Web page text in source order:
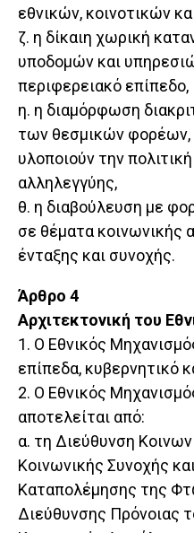
εθνικών, κοινοτικών
ζ. η δίκαιη χωρική
υποδομών και
περιφερειακό επίπεδο,
η. η διαμόρφωση
των θεσμικών φορέων,
υλοποιούν την
αλληλεγγύης,
θ. η διαβούλευση με
σε θέματα κοινωνικής
ένταξης και συνοχής.
Άρθρο 4
Αρχιτεκτονική του
1. Ο Εθνικός
επίπεδα, κυβερνητικό
2. Ο Εθνικός
αποτελείται από:
α. τη Διεύθυνση
Κοινωνικής Συνοχής
Καταπολέμησης της
Διεύθυνσης Πρόνοιας